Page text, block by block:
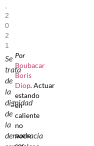
2
0
2
1
Se
trata
de
la
dignidad
de
la
democracia
Por
Boubacar
Boris
Diop. Actuar
estando
en
caliente
no
suele